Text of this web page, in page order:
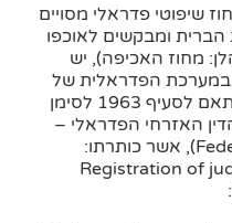
שיפוטי פדראלי מסויים
ומבקשים לאוכפו
מחוז האכיפה), יש
במערכת הפדראלית של
מחוז האכיפה. הדבר נעשה בהתאם לסעיף 1963 לסימן
האזרחי הפדראלי –
Federal Rules of Civil Procedure), אשר כותרתו:
Registration of